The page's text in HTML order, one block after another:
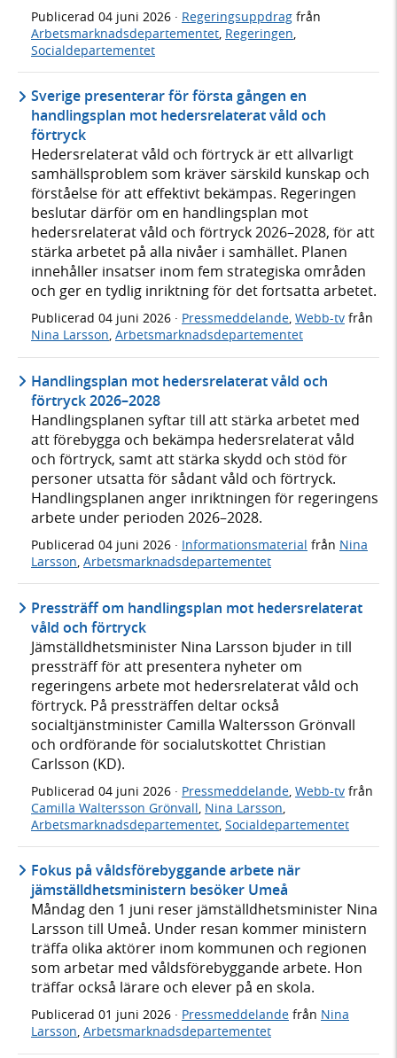
Publicerad 04 juni 2026 · Regeringsuppdrag från
Arbetsmarknadsdepartementet Regeringen
Socialdepartementet
Sverige presenterar för första gången en
handlingsplan mot hedersrelaterat våld och
förtryck
Hedersrelaterat våld och förtryck är ett allvarligt
samhällsproblem som kräver särskild kunskap och
förståelse för att effektivt bekämpas. Regeringen
beslutar därför om en handlingsplan mot
hedersrelaterat våld och förtryck 2026–2028, för att
stärka arbetet på alla nivåer i samhället. Planen
innehåller insatser inom fem strategiska områden
och ger en tydlig inriktning för det fortsatta arbetet.
Publicerad 04 juni 2026 · Pressmeddelande, Webb-tv från
Nina Larsson, Arbetsmarknadsdepartementet
Handlingsplan mot hedersrelaterat våld och
förtryck 2026–2028
Handlingsplanen syftar till att stärka arbetet med
att förebygga och bekämpa hedersrelaterat våld
och förtryck, samt att stärka skydd och stöd för
personer utsatta för sådant våld och förtryck.
Handlingsplanen anger inriktningen för regeringens
arbete under perioden 2026–2028.
Publicerad 04 juni 2026 · Informationsmaterial från Nina
Larsson, Arbetsmarknadsdepartementet
Pressträff om handlingsplan mot hedersrelaterat
våld och förtryck
Jämställdhetsminister Nina Larsson bjuder in till
pressträff för att presentera nyheter om
regeringens arbete mot hedersrelaterat våld och
förtryck. På pressträffen deltar också
socialtjänstminister Camilla Waltersson Grönvall
och ordförande för socialutskottet Christian
Carlsson (KD).
Publicerad 04 juni 2026 · Pressmeddelande Webb-tv från
Camilla Waltersson Grönvall Nina Larsson
Arbetsmarknadsdepartementet Socialdepartementet
Fokus på våldsförebyggande arbete när
jämställdhetsministern besöker Umeå
Måndag den 1 juni reser jämställdhetsminister Nina
Larsson till Umeå. Under resan kommer ministern
träffa olika aktörer inom kommunen och regionen
som arbetar med våldsförebyggande arbete. Hon
träffar också lärare och elever på en skola.
Publicerad 01 juni 2026 · Pressmeddelande från Nina
Larsson, Arbetsmarknadsdepartementet